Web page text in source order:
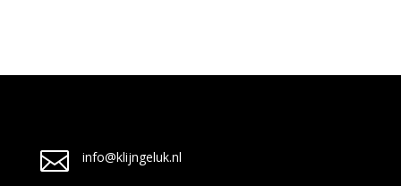
 info@klijngeluk.nl